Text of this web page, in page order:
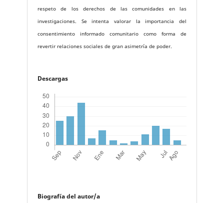
respeto de los derechos de las comunidades en las
investigaciones. Se intenta valorar la importancia del
consentimiento informado comunitario como forma de
revertir relaciones sociales de gran asimetría de poder.
Descargas
Biografía del autor/a